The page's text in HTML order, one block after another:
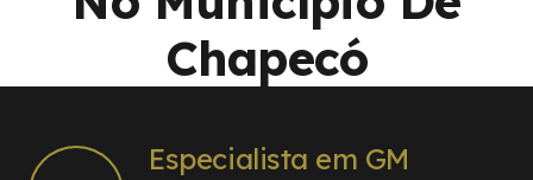
Chapecó
Especialista em GM